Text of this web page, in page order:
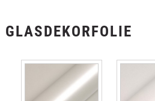
GLASDEKORFOLIE